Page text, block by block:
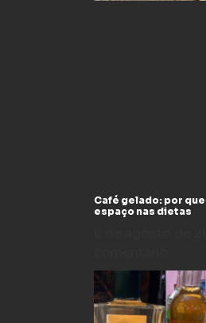
Café gelado: por
espaço nas dietas